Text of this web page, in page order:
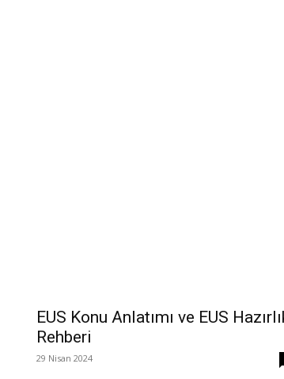
EUS Konu Anlatımı ve EUS
Rehberi
29 Nisan 2024